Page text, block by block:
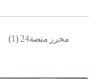
محرر منصة24 (1)